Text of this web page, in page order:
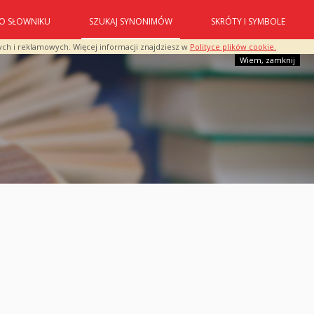
i reklamowych. Więcej informacji znajdziesz w Polityce plików cookie.
Wiem, zamknij
O SŁOWNIKU SZUKAJ SYNONIMÓW SKRÓTY I SYMBOLE